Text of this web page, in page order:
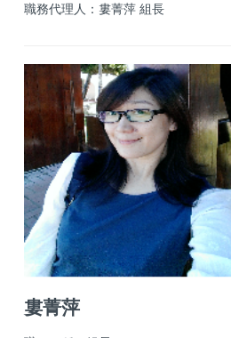
職務代理人：婁菁萍 組長
婁菁萍